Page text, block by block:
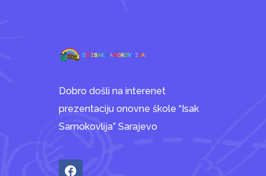
Dobro došli na interenet
prezentaciju onovne škole “Isak
Samokovlija” Sarajevo